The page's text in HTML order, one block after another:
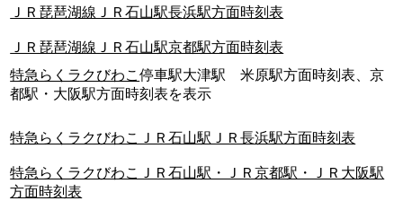
ＪＲ琵琶湖線ＪＲ石山駅長浜駅方面時刻表
ＪＲ琵琶湖線ＪＲ石山駅京都駅方面時刻表
特急らくラクびわこ停車駅大津駅 米原駅方面時刻表、京
都駅・大阪駅方面時刻表を表示
特急らくラクびわこＪＲ石山駅ＪＲ長浜駅方面時刻表
特急らくラクびわこＪＲ石山駅・ＪＲ京都駅・ＪＲ大阪駅
方面時刻表